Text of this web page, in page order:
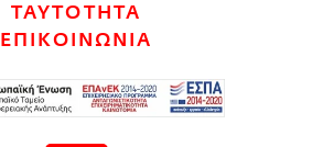
ΤΑΥΤΟΤΗΤΑ
ΕΠΙΚΟΙΝΩΝΙΑ